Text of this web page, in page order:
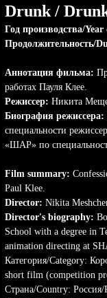
Drunk /
Год производства/
Продолжительность/
Аннотация фильма:
работах Пауля Клее.
Режиссер: Никита
Биография режиссера:
специальности
«ШАР» по
Film summary:
Paul Klee.
Director: Nikita
Director's biography:
School with a degree in
animation directing at
Категория/Category:
short film (competition
Страна/Country: Россия/